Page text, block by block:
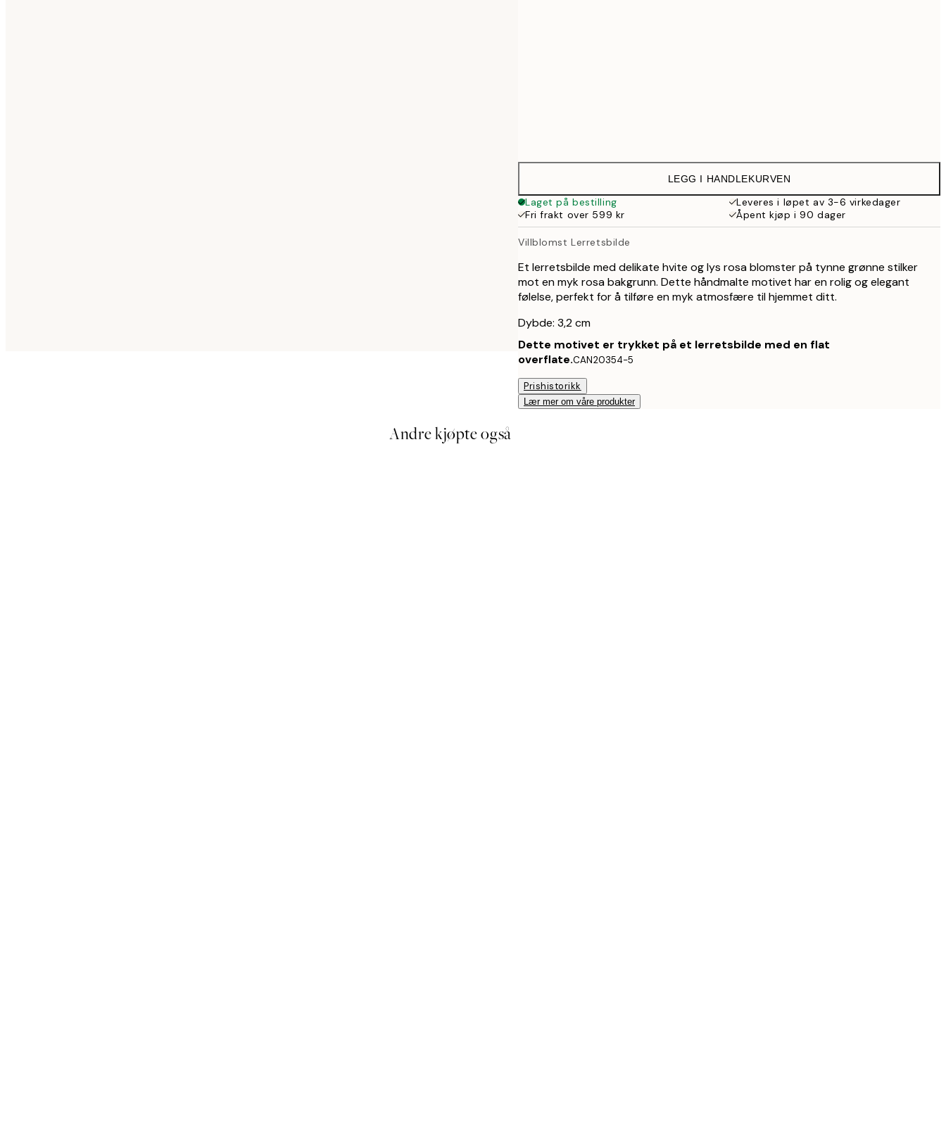
LEGG I HANDLEKURVEN
Laget på bestilling
Leveres i løpet av 3-6 virkedager
Fri frakt over 599 kr
Åpent kjøp i 90 dager
Villblomst Lerretsbilde
Et lerretsbilde med delikate hvite og lys rosa blomster på tynne grønne stilker
mot en myk rosa bakgrunn. Dette håndmalte motivet har en rolig og elegant
følelse, perfekt for å tilføre en myk atmosfære til hjemmet ditt.
Dybde: 3,2 cm
Dette motivet er trykket på et lerretsbilde med en flat
overflate.CAN20354-5
Prishistorikk
Lær mer om våre produkter
Andre kjøpte også